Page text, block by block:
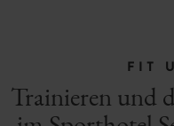
FIT
Trainieren und